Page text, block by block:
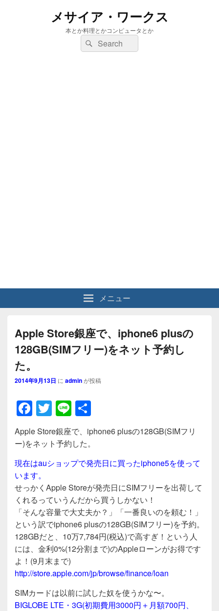
メサイア・ワークス
本とか料理とかコンピュータとか
検
索:
検
索
メニュー
Apple Store銀座で、iphone6 plusの
128GB(SIMフリー)をネット予約し
た。
2014年9月13日 に adminが投稿
F
a
c
e
b
o
o
k
T
wi
tt
er
Li
n
e
有
Apple Store銀座で、iphone6 plusの128GB(SIMフリ
ー)をネット予約した。
現在はauショップで発売日に買ったiphone5を使って
います。
せっかくApple Storeが発売日にSIMフリーを出荷して
くれるっていうんだから買うしかない！
「そんな容量で大丈夫か？」「一番良いのを頼む！」
という訳でiphone6 plusの128GB(SIMフリー)を予約。
128GBだと、10万7,784円(税込)で高すぎ！という人
には、金利0%(12分割まで)のAppleローンがお得です
よ！(9月末まで)
http://store.apple.com/jp/browse/finance/loan
SIMカードは以前に試した奴を使うかな〜。
BIGLOBE LTE・3G(初期費用3000円＋月額700円、